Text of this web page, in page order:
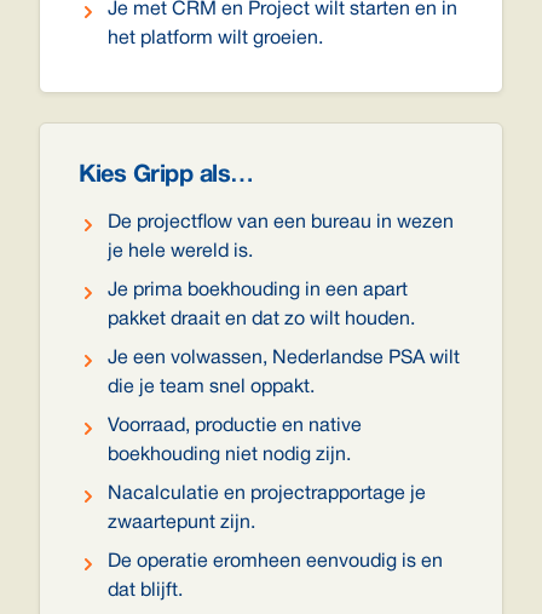
Je met CRM en Project wilt starten en in
het platform wilt groeien.
Kies Gripp als…
De projectflow van een bureau in wezen
je hele wereld is.
Je prima boekhouding in een apart
pakket draait en dat zo wilt houden.
Je een volwassen, Nederlandse PSA wilt
die je team snel oppakt.
Voorraad, productie en native
boekhouding niet nodig zijn.
Nacalculatie en projectrapportage je
zwaartepunt zijn.
De operatie eromheen eenvoudig is en
dat blijft.